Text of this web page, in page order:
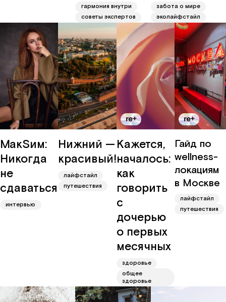
гармония внутри
советы экспертов
забота о мире
эколайфстайл
МакSим:
Никогда
не
сдаваться
интервью
Нижний —
красивый!
лайфстайл
путешествия
Кажется,
началось:
как
говорить
с
дочерью
о первых
месячных
здоровье
общее
здоровье
Гайд по
wellness-
локациям
в Москве
лайфстайл
путешествия